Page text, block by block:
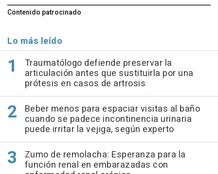
Contenido patrocinado
Lo más leído
Traumatólogo defiende preservar la
articulación antes que sustituirla por una
prótesis en casos de artrosis
Beber menos para espaciar visitas al baño
cuando se padece incontinencia urinaria
puede irritar la vejiga, según experto
Zumo de remolacha: Esperanza para la
función renal en embarazadas con